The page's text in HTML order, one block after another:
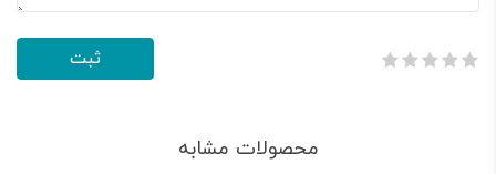
محصولات مشابه